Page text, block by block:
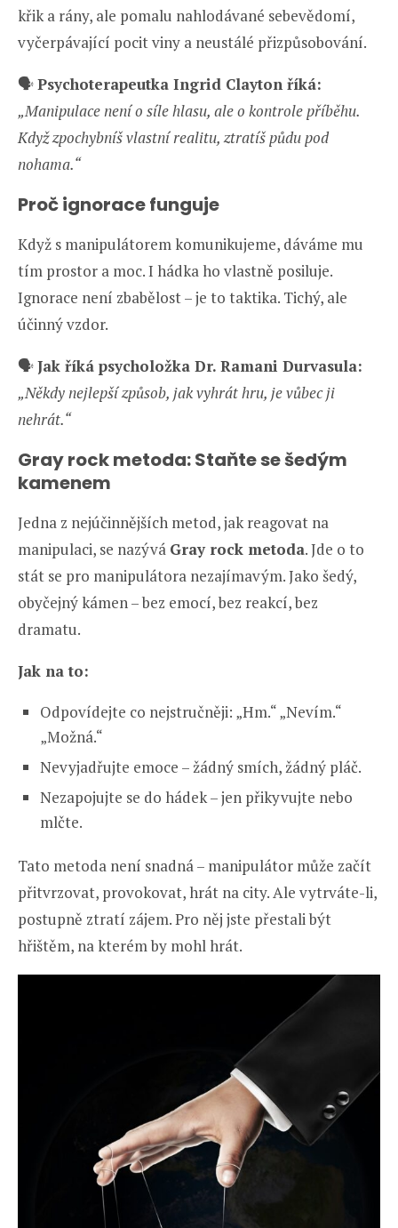
křik a rány, ale pomalu nahlodávané sebevědomí,
vyčerpávající pocit viny a neustálé přizpůsobování.
🗣️Psychoterapeutka Ingrid Clayton říká:
„Manipulace není o síle hlasu, ale o kontrole příběhu.
Když zpochybníš vlastní realitu, ztratíš půdu pod
nohama.“
Proč ignorace funguje
Když s manipulátorem komunikujeme, dáváme mu
tím prostor a moc. I hádka ho vlastně posiluje.
Ignorace není zbabělost – je to taktika. Tichý, ale
účinný vzdor.
🗣️Jak říká psycholožka Dr. Ramani Durvasula:
„Někdy nejlepší způsob, jak vyhrát hru, je vůbec ji
nehrát.“
Gray rock metoda: Staňte se šedým
kamenem
Jedna z nejúčinnějších metod, jak reagovat na
manipulaci, se nazývá Gray rock metoda. Jde o to
stát se pro manipulátora nezajímavým. Jako šedý,
obyčejný kámen – bez emocí, bez reakcí, bez
dramatu.
Jak na to:
Odpovídejte co nejstručněji: „Hm.“ „Nevím.“
„Možná.“
Nevyjadřujte emoce – žádný smích, žádný pláč.
Nezapojujte se do hádek – jen přikyvujte nebo
mlčte.
Tato metoda není snadná – manipulátor může začít
přitvrzovat, provokovat, hrát na city. Ale vytrváte-li,
postupně ztratí zájem. Pro něj jste přestali být
hřištěm, na kterém by mohl hrát.